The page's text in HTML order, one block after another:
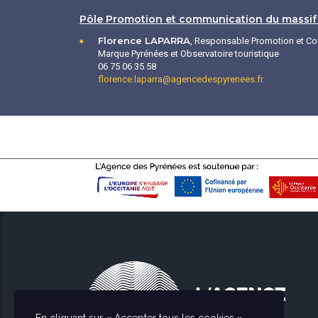
Pôle Promotion et communication du massif
Florence LAPARRA, Responsable Promotion et
Marque Pyrénées et Observatoire touristique
06 75 06 35 58
florence.laparra@agencedespyrenees.fr